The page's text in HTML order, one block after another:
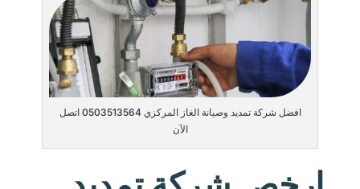
افضل شركة تمديد وصيانة الغاز المركزي 0503513564 اتصل
الآن